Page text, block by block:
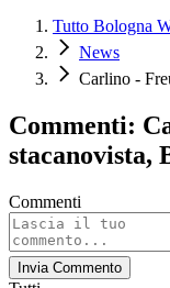
Tutto Bologna
News
Carlino -
Commenti:
stacanovista,
Commenti
Invia Commento